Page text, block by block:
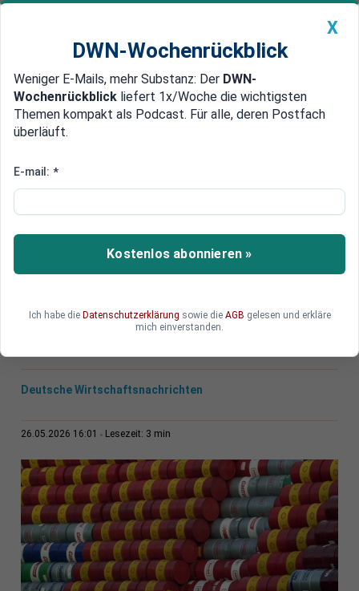
Newsticker MEIN DWN: Geldanlage Premium
Edelmetalle DWN-Magazin China
Ölreserven unter Druck: Wie
Vorräte noch?
Die Märkte bleiben ruhig, obwohl ein erheblicher
Teil der globalen Ölproduktion ausfällt. Der Grund
aber nicht unbegrenzt.
Deutsche Wirtschaftsnachrichten
26.05.2026 16:01 Lesezeit: 3 min
X
DWN-Wochenrückblick
Weniger E-Mails, mehr Substanz: Der DWN-
Wochenrückblick liefert 1x/Woche die wichtigsten
Themen kompakt als Podcast. Für alle, deren Postfach
überläuft.
E-mail: *
Kostenlos abonnieren »
Ich habe die Datenschutzerklärung sowie die AGB gelesen und erkläre
mich einverstanden.